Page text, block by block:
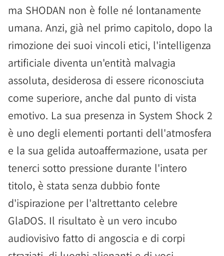
ma SHODAN non è folle né lontanamente
umana. Anzi, già nel primo capitolo, dopo la
rimozione dei suoi vincoli etici, l'intelligenza
artificiale diventa un'entità malvagia
assoluta, desiderosa di essere riconosciuta
come superiore, anche dal punto di vista
emotivo. La sua presenza in System Shock 2
è uno degli elementi portanti dell'atmosfera
e la sua gelida autoaffermazione, usata per
tenerci sotto pressione durante l'intero
titolo, è stata senza dubbio fonte
d'ispirazione per l'altrettanto celebre
GlaDOS. Il risultato è un vero incubo
audiovisivo fatto di angoscia e di corpi